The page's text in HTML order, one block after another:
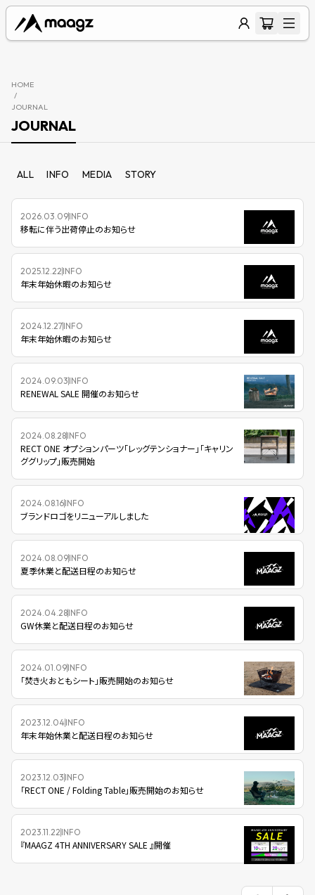
HOME
/
JOURNAL
JOURNAL
ALL INFO MEDIA STORY
移転に伴う出荷停止のお知らせ
2026.03.09INFO
年末年始休暇のお知らせ
2025.12.22 INFO
年末年始休暇のお知らせ
2024.12.27INFO
RENEWAL SALE 開催のお知らせ
2024.09.03 INFO
RECT ONE オプションパーツ「レッグテンショナー」「キャリン
ググリップ」販売開始
2024.08.28INFO
ブランドロゴをリニューアルしました
2024.08.16INFO
夏季休業と配送日程のお知らせ
2024.08.09INFO
GW休業と配送日程のお知らせ
2024.04.28INFO
「焚き火おともシート」販売開始のお知らせ
2024.01.09INFO
年末年始休業と配送日程のお知らせ
2023.12.04 INFO
「RECT ONE / Folding Table」販売開始のお知らせ
2023.12.03 INFO
『MAAGZ 4TH ANNIVERSARY SALE 』開催
2023.11.22 INFO